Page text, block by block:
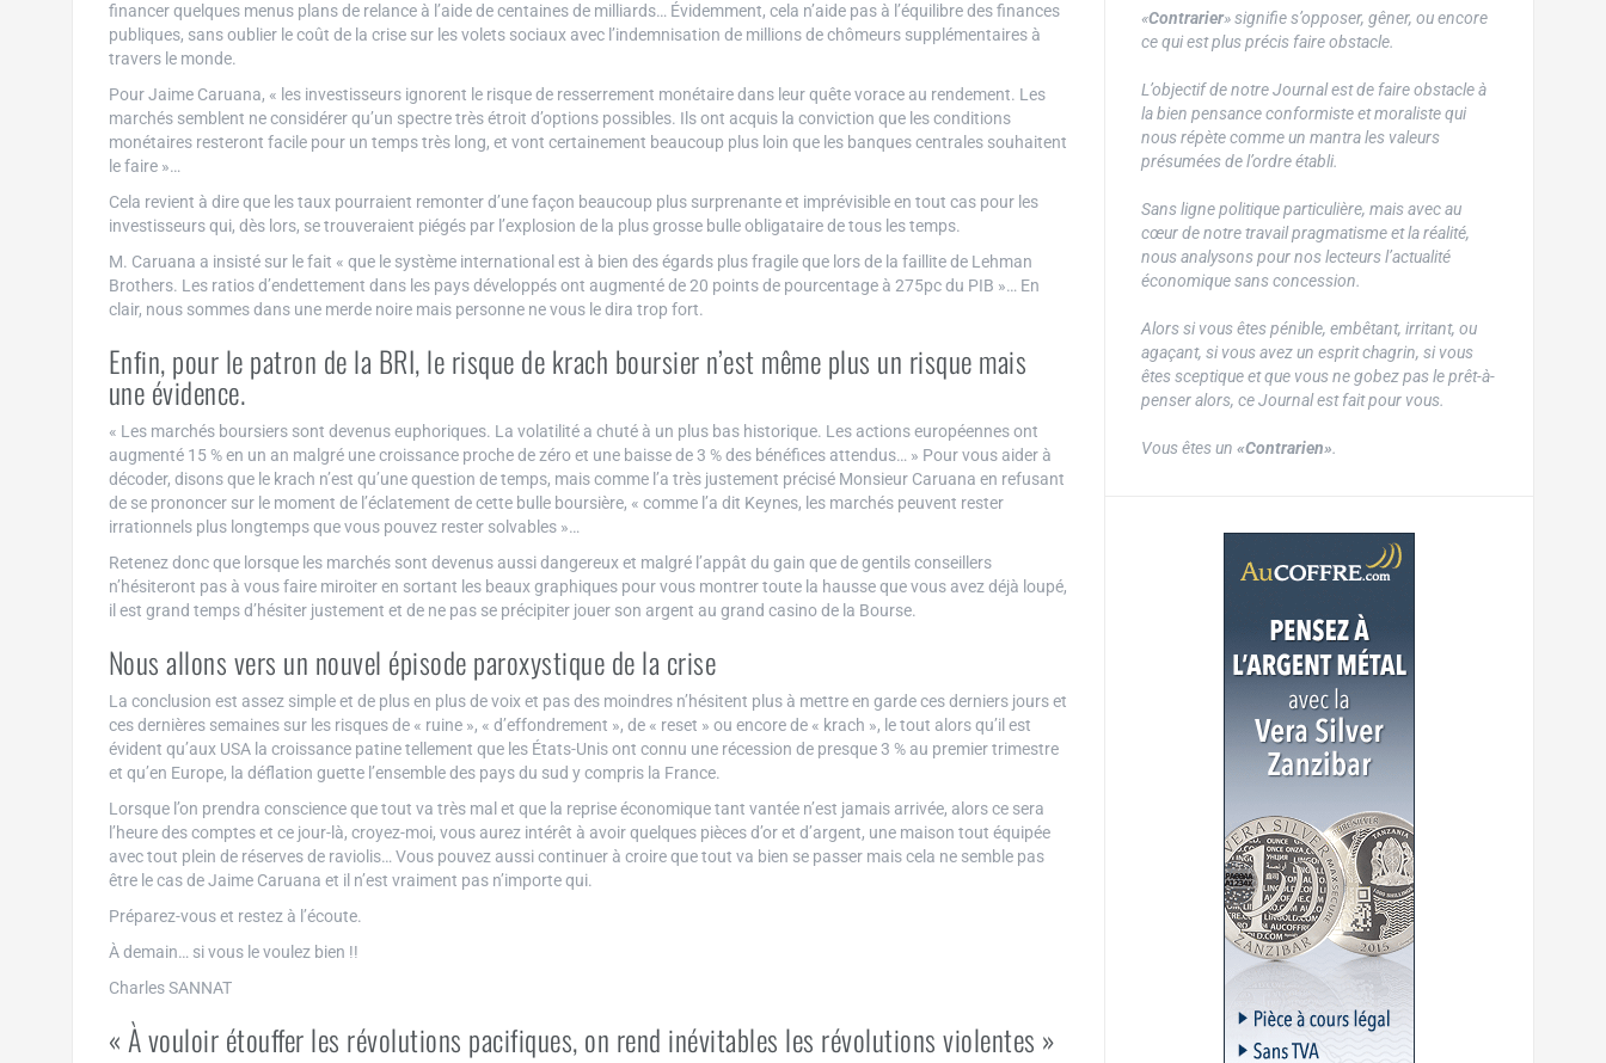
financer quelques menus plans de relance à l’aide de centaines de milliards… Évidemment, cela n’aide pas à l’équilibre des finances
publiques, sans oublier le coût de la crise sur les volets sociaux avec l’indemnisation de millions de chômeurs supplémentaires à
travers le monde.
Pour Jaime Caruana, « les investisseurs ignorent le risque de resserrement monétaire dans leur quête vorace au rendement. Les
marchés semblent ne considérer qu’un spectre très étroit d’options possibles. Ils ont acquis la conviction que les conditions
monétaires resteront facile pour un temps très long, et vont certainement beaucoup plus loin que les banques centrales souhaitent
le faire »…
Cela revient à dire que les taux pourraient remonter d’une façon beaucoup plus surprenante et imprévisible en tout cas pour les
investisseurs qui, dès lors, se trouveraient piégés par l’explosion de la plus grosse bulle obligataire de tous les temps.
M. Caruana a insisté sur le fait « que le système international est à bien des égards plus fragile que lors de la faillite de Lehman
Brothers. Les ratios d’endettement dans les pays développés ont augmenté de 20 points de pourcentage à 275pc du PIB »… En
clair, nous sommes dans une merde noire mais personne ne vous le dira trop fort.
Enfin, pour le patron de la BRI, le risque de krach boursier n’est même plus un risque mais
une évidence.
« Les marchés boursiers sont devenus euphoriques. La volatilité a chuté à un plus bas historique. Les actions européennes ont
augmenté 15 % en un an malgré une croissance proche de zéro et une baisse de 3 % des bénéfices attendus… » Pour vous aider à
décoder, disons que le krach n’est qu’une question de temps, mais comme l’a très justement précisé Monsieur Caruana en refusant
de se prononcer sur le moment de l’éclatement de cette bulle boursière, « comme l’a dit Keynes, les marchés peuvent rester
irrationnels plus longtemps que vous pouvez rester solvables »…
Retenez donc que lorsque les marchés sont devenus aussi dangereux et malgré l’appât du gain que de gentils conseillers
n’hésiteront pas à vous faire miroiter en sortant les beaux graphiques pour vous montrer toute la hausse que vous avez déjà loupé,
il est grand temps d’hésiter justement et de ne pas se précipiter jouer son argent au grand casino de la Bourse.
Nous allons vers un nouvel épisode paroxystique de la crise
La conclusion est assez simple et de plus en plus de voix et pas des moindres n’hésitent plus à mettre en garde ces derniers jours et
ces dernières semaines sur les risques de « ruine », « d’effondrement », de « reset » ou encore de « krach », le tout alors qu’il est
évident qu’aux USA la croissance patine tellement que les États-Unis ont connu une récession de presque 3 % au premier trimestre
et qu’en Europe, la déflation guette l’ensemble des pays du sud y compris la France.
Lorsque l’on prendra conscience que tout va très mal et que la reprise économique tant vantée n’est jamais arrivée, alors ce sera
l’heure des comptes et ce jour-là, croyez-moi, vous aurez intérêt à avoir quelques pièces d’or et d’argent, une maison tout équipée
avec tout plein de réserves de raviolis… Vous pouvez aussi continuer à croire que tout va bien se passer mais cela ne semble pas
être le cas de Jaime Caruana et il n’est vraiment pas n’importe qui.
Préparez-vous et restez à l’écoute.
À demain… si vous le voulez bien !!
Charles SANNAT
« À vouloir étouffer les révolutions pacifiques, on rend inévitables les révolutions violentes »
«Contrarier» signifie s’opposer, gêner, ou encore
ce qui est plus précis faire obstacle.
L’objectif de notre Journal est de faire obstacle à
la bien pensance conformiste et moraliste qui
nous répète comme un mantra les valeurs
présumées de l’ordre établi.
Sans ligne politique particulière, mais avec au
cœur de notre travail pragmatisme et la réalité,
nous analysons pour nos lecteurs l’actualité
économique sans concession.
Alors si vous êtes pénible, embêtant, irritant, ou
agaçant, si vous avez un esprit chagrin, si vous
êtes sceptique et que vous ne gobez pas le prêt-à-
penser alors, ce Journal est fait pour vous.
Vous êtes un «Contrarien».